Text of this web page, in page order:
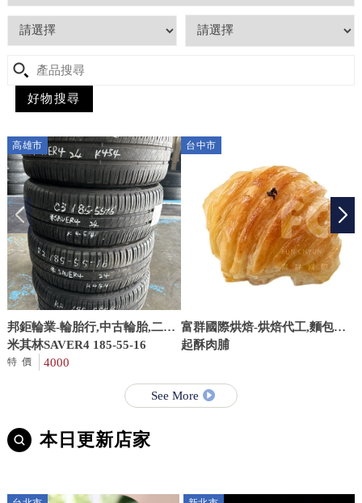
高雄市
邦鉅輪業-輪胎行,中古輪胎,二手
輪胎,高雄中古輪胎,高雄二手輪
胎,仁武二手輪胎更換
米其林SAVER4 185-55-16
特價 4000
台中市
富群國際烘焙-烘焙代工,麵包批
發,台中烘焙代工,西區麵包批發
起酥肉脯
See More
本日更新店家